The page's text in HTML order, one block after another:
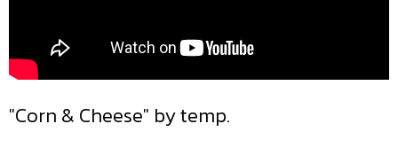
"Corn & Cheese" by temp.